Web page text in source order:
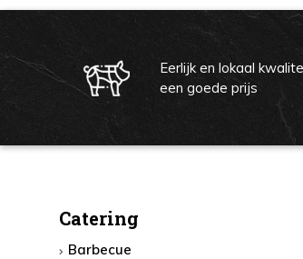
Eerlijk en lokaal
een goede prijs
Catering
Barbecue